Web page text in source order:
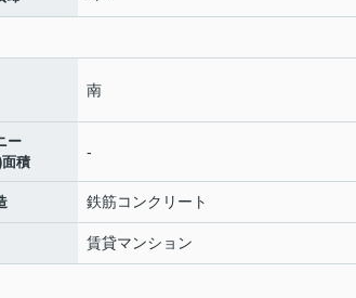
南
ー
積
-
鉄筋コンクリート
賃貸マンション